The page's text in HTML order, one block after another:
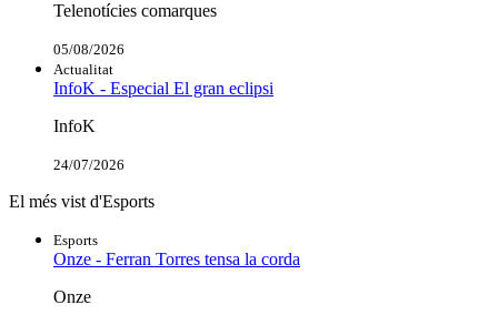
Telenotícies comarques
05/08/2026
Actualitat
InfoK - Especial El gran eclipsi
InfoK
24/07/2026
El més vist d'Esports
Esports
Onze - Ferran Torres tensa la corda
Onze